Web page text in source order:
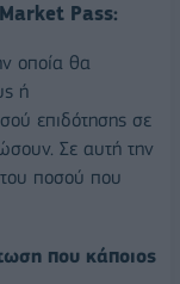
Market Pass:
οποία θα
ή
επιδότησης σε
Σε αυτή την
ποσού που
που κάποιος